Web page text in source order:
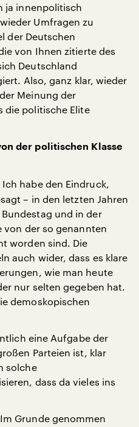
ja innenpolitisch
Umfragen zu
der Deutschen
von Ihnen zitierte des
Deutschland
Also, ganz klar, wieder
Meinung der
die politische Elite
der politischen Klasse
Ich habe den Eindruck,
– in den letzten Jahren
und in der
der so genannten
worden sind. Die
auch wider, dass es klare
wie man heute
nur selten gegeben hat.
demoskopischen
eine Aufgabe der
Parteien ist, klar
solche
dass da vieles ins
Grunde genommen